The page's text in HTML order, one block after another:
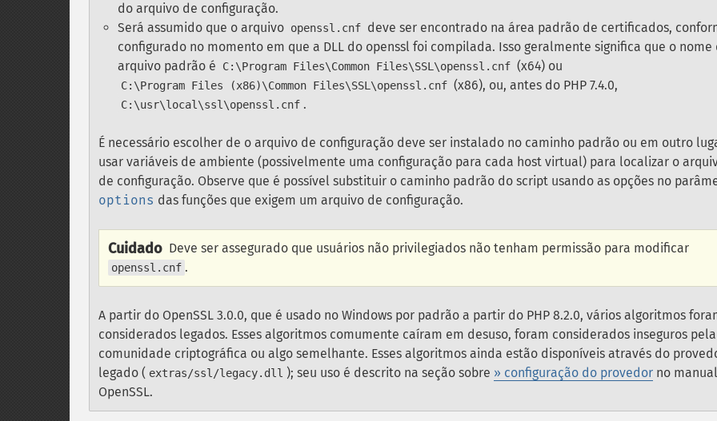
do arquivo de configuração.
Será assumido que o arquivo openssl.cnf deve ser encontrado na área padrão de certificados,
configurado no momento em que a DLL do openssl foi compilada. Isso geralmente significa que o nome
arquivo padrão é
C:\Program Files\Common Files\SSL\openssl.cnf (x64) ou
C:\Program Files (x86)\Common Files\SSL\openssl.cnf (x86), ou, antes do PHP 7.4.0,
C:\usr\local\ssl\openssl.cnf .
É necessário escolher de o arquivo de configuração deve ser instalado no caminho padrão ou em outro
usar variáveis de ambiente (possivelmente uma configuração para cada host virtual) para localizar o
de configuração. Observe que é possível substituir o caminho padrão do script usando as opções no
options das funções que exigem um arquivo de configuração.
Cuidado Deve ser assegurado que usuários não privilegiados não tenham permissão para modificar
openssl.cnf .
A partir do OpenSSL 3.0.0, que é usado no Windows por padrão a partir do PHP 8.2.0, vários algoritmos
considerados legados. Esses algoritmos comumente caíram em desuso, foram considerados inseguros pela
comunidade criptográfica ou algo semelhante. Esses algoritmos ainda estão disponíveis através do
legado ( extras/ssl/legacy.dll ); seu uso é descrito na seção sobre » configuração do provedor no
OpenSSL.